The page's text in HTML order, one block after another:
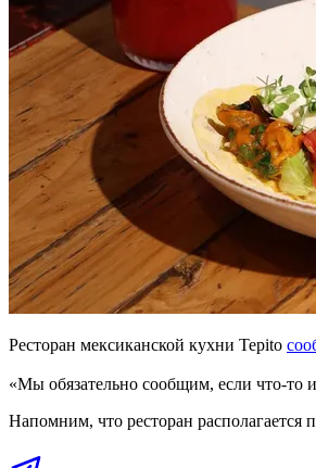
Ресторан мексиканской кухни Tepito
«Мы обязательно сообщим, если что-то
Напомним, что ресторан располагается